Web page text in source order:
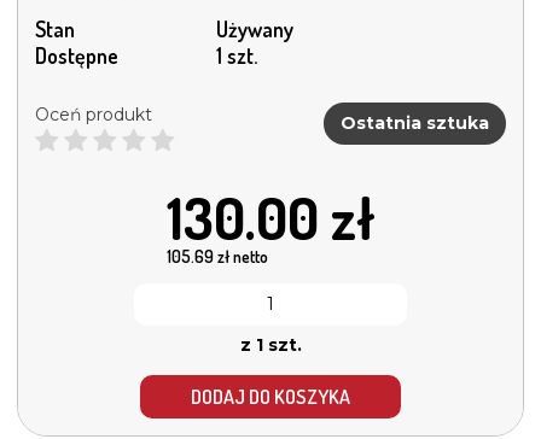
Stan
Używany
Dostępne
1 szt.
Oceń produkt Ostatnia sztuka
130.00 zł
105.69zł netto
z 1 szt.
DODAJ DO KOSZYKA